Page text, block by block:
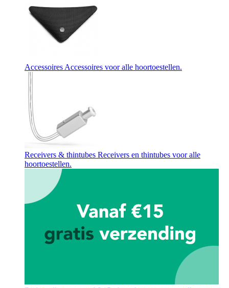
AccessoiresAccessoires voor alle hoortoestellen.
Receivers & thintubes Receivers en thintubes voor alle
hoortoestellen.